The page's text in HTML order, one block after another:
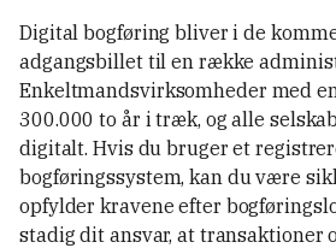
Digital bogføring bliver i de
adgangsbillet til en række
Enkeltmandsvirksomheder med
300.000 to år i træk, og alle
digitalt. Hvis du bruger et
bogføringssystem, kan du være
opfylder kravene efter
stadig dit ansvar, at transaktioner